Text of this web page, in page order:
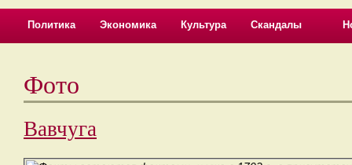
Политика Экономика Культура Скандалы
Фото
Вавчуга